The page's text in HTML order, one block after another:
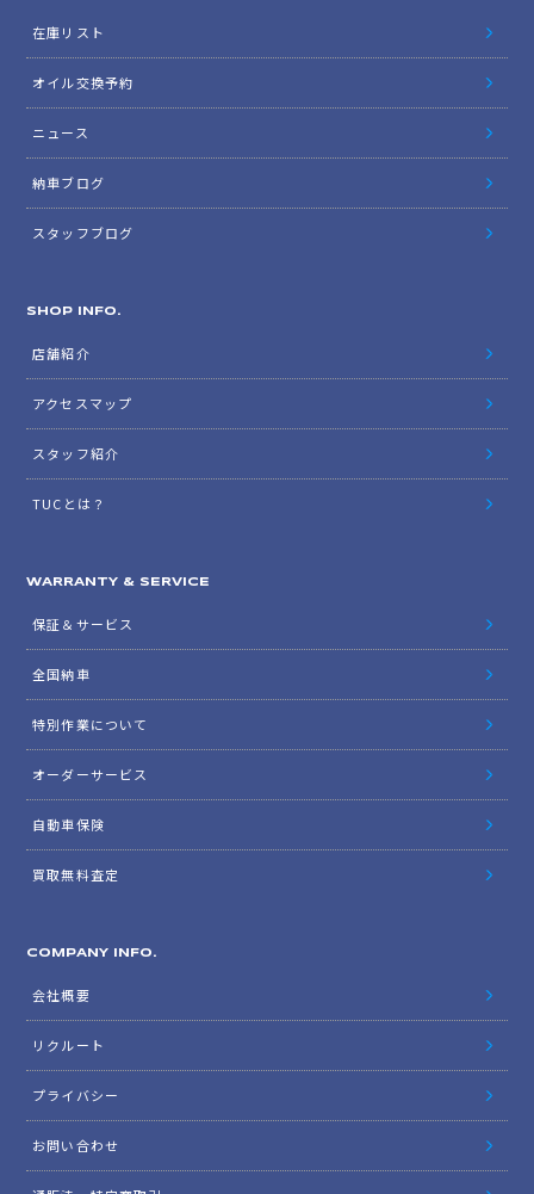
在庫リスト
オイル交換予約
ニュース
納車ブログ
スタッフブログ
SHOP INFO.
店舗紹介
アクセスマップ
スタッフ紹介
TUCとは？
WARRANTY & SERVICE
保証＆サービス
全国納車
特別作業について
オーダーサービス
自動車保険
買取無料査定
COMPANY INFO.
会社概要
リクルート
プライバシー
お問い合わせ